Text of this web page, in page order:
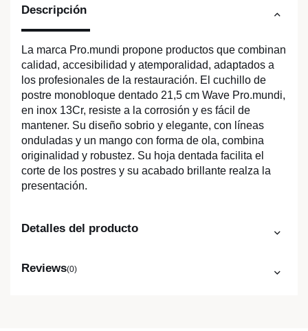
Descripción
La marca Pro.mundi propone productos que combinan
calidad, accesibilidad y atemporalidad, adaptados a
los profesionales de la restauración. El cuchillo de
postre monobloque dentado 21,5 cm Wave Pro.mundi,
en inox 13Cr, resiste a la corrosión y es fácil de
mantener. Su diseño sobrio y elegante, con líneas
onduladas y un mango con forma de ola, combina
originalidad y robustez. Su hoja dentada facilita el
corte de los postres y su acabado brillante realza la
presentación.
Detalles del producto
Reviews(0)